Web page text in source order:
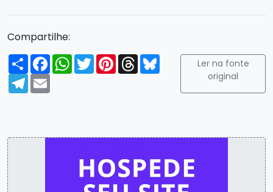
Compartilhe:
Compartilhar
FacebookWhatsApp
TwitterPinterest
ThreadsBluesky
Telegram
Email
Ler na fonte
original